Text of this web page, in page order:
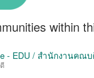
within
- EDU / สำนักงานคณ